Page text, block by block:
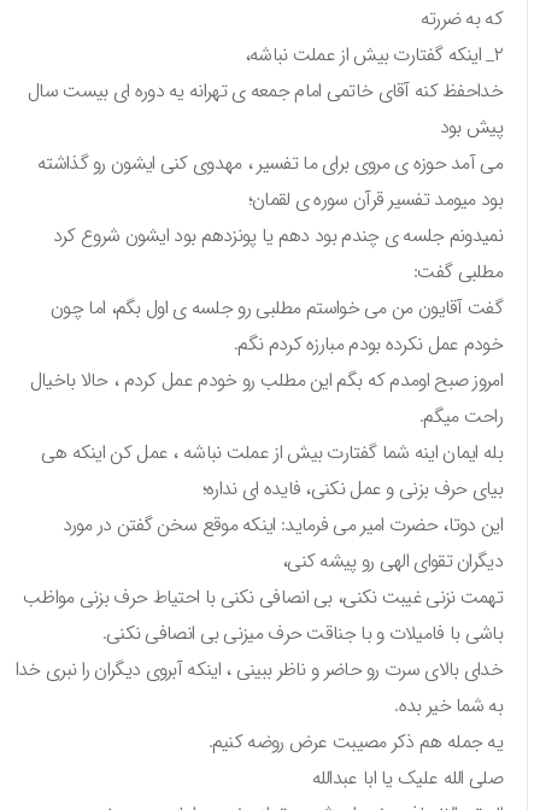
که به ضررته
خداحفظ کنه آقای خاتمی امام جمعه ی تهرانه یه دوره ای بیست سال
پیش بود
می آمد حوزه ی مروی برای ما تفسیر ، مهدوی کنی ایشون رو گذاشته
بود میومد تفسیر قرآن سوره ی لقمان؛
نمیدونم جلسه ی چندم بود دهم یا پونزدهم بود ایشون شروع کرد
مطلبی گفت:
گفت آقایون من می خواستم مطلبی رو جلسه ی اول بگم، اما چون
خودم عمل نکرده بودم مبارزه کردم نگم.
امروز صبح اومدم که بگم این مطلب رو خودم عمل کردم ، حالا باخیال
راحت میگم.
بله ایمان اینه شما گفتارت بیش از عملت نباشه ، عمل کن اینکه هی
بیای حرف بزنی و عمل نکنی، فایده ای نداره؛
این دوتا، حضرت امیر می فرماید: اینکه موقع سخن گفتن در مورد
دیگران تقوای الهی رو پیشه کنی،
تهمت نزنی غیبت نکنی، بی انصافی نکنی با احتیاط حرف بزنی مواظب
باشی با فامیلات و با جناقت حرف میزنی بی انصافی نکنی.
خدای بالای سرت رو حاضر و ناظر ببینی ، اینکه آبروی دیگران را نبری خدا
به شما خیر بده.
یه جمله هم ذکر مصیبت عرض روضه کنیم.
صلی الله علیک یا ابا عبدالله